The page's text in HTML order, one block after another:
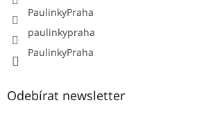
PaulinkyPraha
paulinkypraha
PaulinkyPraha
Odebírat newsletter